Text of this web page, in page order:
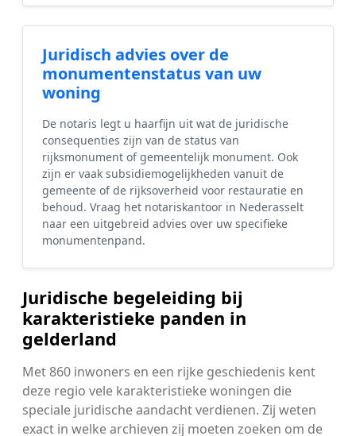
Juridisch advies over de
monumentenstatus van uw
woning
De notaris legt u haarfijn uit wat de juridische
consequenties zijn van de status van
rijksmonument of gemeentelijk monument. Ook
zijn er vaak subsidiemogelijkheden vanuit de
gemeente of de rijksoverheid voor restauratie en
behoud. Vraag het notariskantoor in Nederasselt
naar een uitgebreid advies over uw specifieke
monumentenpand.
Juridische begeleiding bij
karakteristieke panden in
gelderland
Met 860 inwoners en een rijke geschiedenis kent
deze regio vele karakteristieke woningen die
speciale juridische aandacht verdienen. Zij weten
exact in welke archieven zij moeten zoeken om de